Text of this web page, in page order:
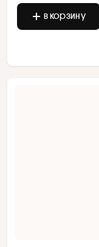
в корзину